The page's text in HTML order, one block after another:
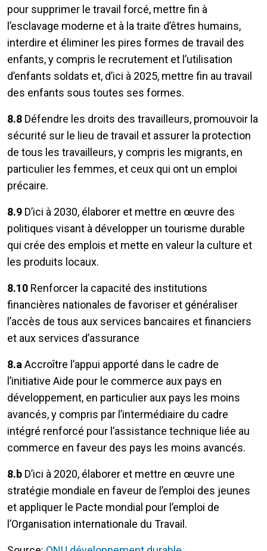
pour supprimer le travail forcé, mettre fin à
l’esclavage moderne et à la traite d’êtres humains,
interdire et éliminer les pires formes de travail des
enfants, y compris le recrutement et l’utilisation
d’enfants soldats et, d’ici à 2025, mettre fin au travail
des enfants sous toutes ses formes.
8.8 Défendre les droits des travailleurs, promouvoir la
sécurité sur le lieu de travail et assurer la protection
de tous les travailleurs, y compris les migrants, en
particulier les femmes, et ceux qui ont un emploi
précaire.
8.9 D’ici à 2030, élaborer et mettre en œuvre des
politiques visant à développer un tourisme durable
qui crée des emplois et mette en valeur la culture et
les produits locaux.
8.10 Renforcer la capacité des institutions
financières nationales de favoriser et généraliser
l’accès de tous aux services bancaires et financiers
et aux services d’assurance
8.a Accroître l’appui apporté dans le cadre de
l’initiative Aide pour le commerce aux pays en
développement, en particulier aux pays les moins
avancés, y compris par l’intermédiaire du cadre
intégré renforcé pour l’assistance technique liée au
commerce en faveur des pays les moins avancés.
8.b D’ici à 2020, élaborer et mettre en œuvre une
stratégie mondiale en faveur de l’emploi des jeunes
et appliquer le Pacte mondial pour l’emploi de
l’Organisation internationale du Travail.